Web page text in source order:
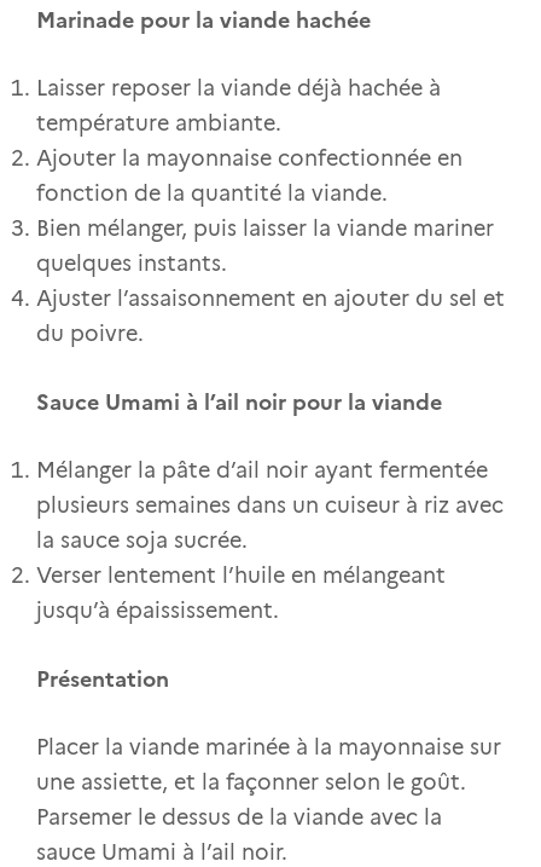
Marinade pour la viande hachée
Laisser reposer la viande déjà hachée à
température ambiante.
Ajouter la mayonnaise confectionnée en
fonction de la quantité la viande.
Bien mélanger, puis laisser la viande mariner
quelques instants.
Ajuster l’assaisonnement en ajouter du sel et
du poivre.
Sauce Umami à l’ail noir pour la viande
Mélanger la pâte d’ail noir ayant fermentée
plusieurs semaines dans un cuiseur à riz avec
la sauce soja sucrée.
Verser lentement l’huile en mélangeant
jusqu’à épaississement.
Présentation
Placer la viande marinée à la mayonnaise sur
une assiette, et la façonner selon le goût.
Parsemer le dessus de la viande avec la
sauce Umami à l’ail noir.